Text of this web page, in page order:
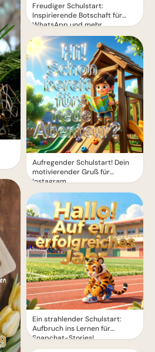
Freudiger Schulstart:
Inspirierende Botschaft für
WhatsApp und mehr
Aufregender Schulstart! Dein
motivierender Gruß für
Instagram
Ein strahlender Schulstart:
Aufbruch ins Lernen für
Snapchat-Stories!